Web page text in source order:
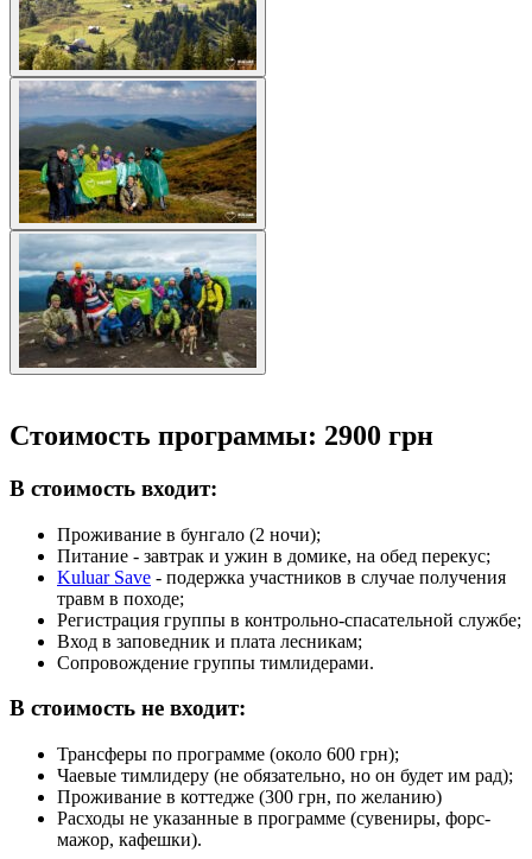
Стоимость программы: 2900 грн
В стоимость входит:
Проживание в бунгало (2 ночи);
Питание - завтрак и ужин в домике, на обед перекус;
Kuluar Save - подержка участников в случае получения
травм в походе;
Регистрация группы в контрольно-спасательной службе;
Вход в заповедник и плата лесникам;
Сопровождение группы тимлидерами.
В стоимость не входит:
Трансферы по программе (около 600 грн);
Чаевые тимлидеру (не обязательно, но он будет им рад);
Проживание в коттедже (300 грн, по желанию)
Расходы не указанные в программе (сувениры, форс-
мажор, кафешки).